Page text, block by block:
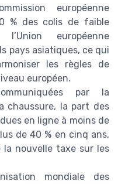
européenne
% des colis de faible
européenne
pays asiatiques, ce qui
les règles de
européen.
par la
chaussure, la part des
en ligne à moins de
de 40 % en cinq ans,
nouvelle taxe sur les
mondiale des